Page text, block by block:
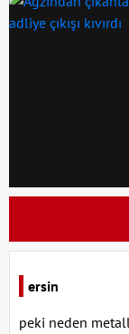
ersin
peki neden